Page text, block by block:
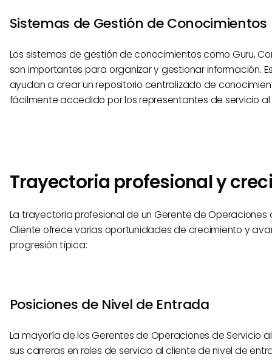
Sistemas de Gestión de Conocimientos
Los sistemas de gestión de conocimientos como Guru,
son importantes para organizar y gestionar información.
ayudan a crear un repositorio centralizado de
fácilmente accedido por los representantes de servicio al
Trayectoria profesional y
La trayectoria profesional de un Gerente de Operaciones
Cliente ofrece varias oportunidades de crecimiento y
progresión típica:
Posiciones de Nivel de Entrada
La mayoría de los Gerentes de Operaciones de Servicio
sus carreras en roles de servicio al cliente de nivel de